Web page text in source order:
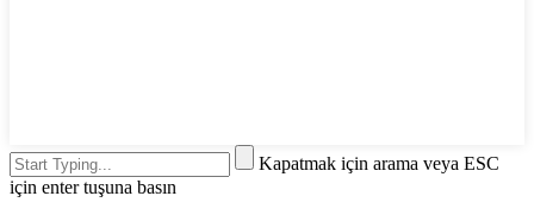
Kapatmak için arama veya ESC
için enter tuşuna basın